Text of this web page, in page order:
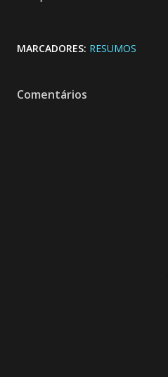
MARCADORES: RESUMOS
Comentários